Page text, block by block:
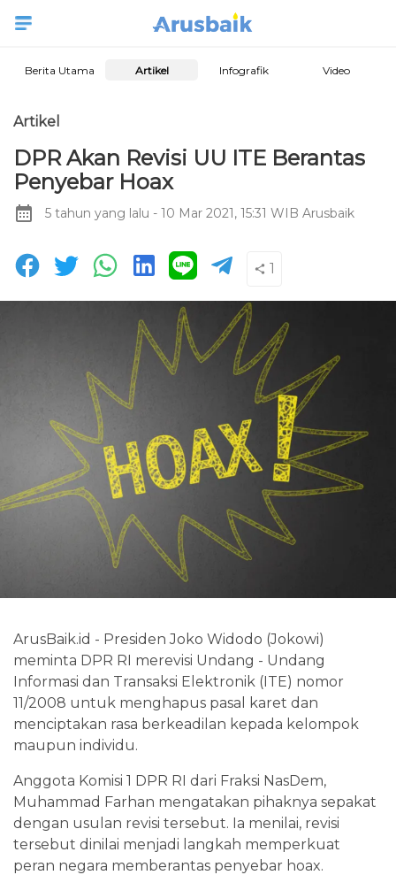
Berita Utama Artikel Infografik Video
Artikel
DPR Akan Revisi UU ITE Berantas
Penyebar Hoax
5 tahun yang lalu - 10 Mar 2021, 15:31 WIB Arusbaik
1
ArusBaik.id - Presiden Joko Widodo (Jokowi)
meminta DPR RI merevisi Undang - Undang
Informasi dan Transaksi Elektronik (ITE) nomor
11/2008 untuk menghapus pasal karet dan
menciptakan rasa berkeadilan kepada kelompok
maupun individu.
Anggota Komisi 1 DPR RI dari Fraksi NasDem,
Muhammad Farhan mengatakan pihaknya sepakat
dengan usulan revisi tersebut. Ia menilai, revisi
tersebut dinilai menjadi langkah memperkuat
peran negara memberantas penyebar hoax.